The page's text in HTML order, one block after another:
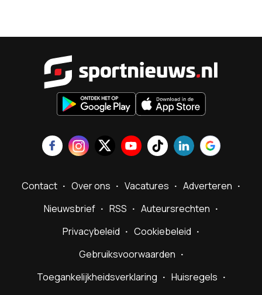
Contact Over ons Vacatures
Adverteren
Nieuwsbrief
RSS
Auteursrechten
Privacybeleid
Cookiebeleid
Gebruiksvoorwaarden
Toegankelijkheidsverklaring
Huisregels